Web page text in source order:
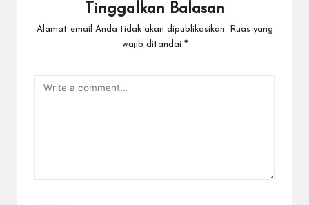
Tinggalkan Balasan
Alamat email Anda tidak akan dipublikasikan.
Ruas yang
wajib ditandai *